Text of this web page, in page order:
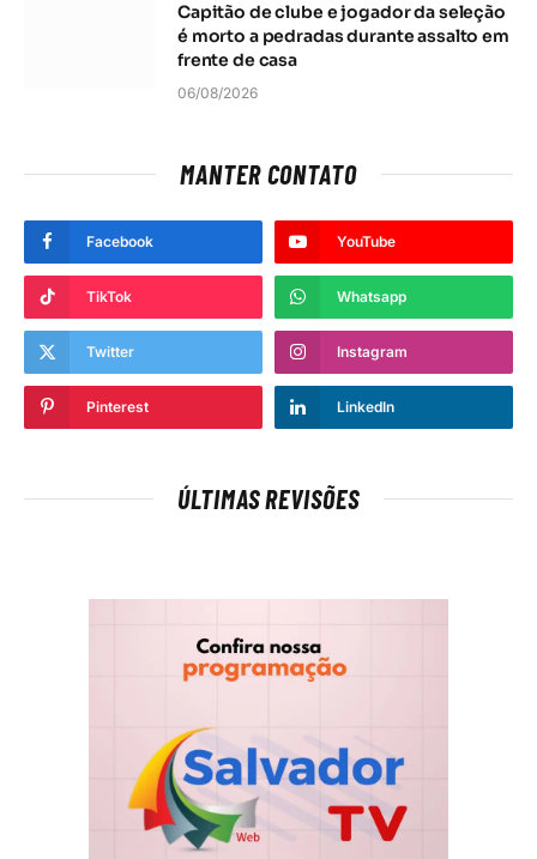
Capitão de clube e jogador da seleção
é morto a pedradas durante assalto em
frente de casa
06/08/2026
MANTER CONTATO
Facebook YouTube
TikTok Whatsapp
Twitter Instagram
Pinterest LinkedIn
ÚLTIMAS REVISÕES